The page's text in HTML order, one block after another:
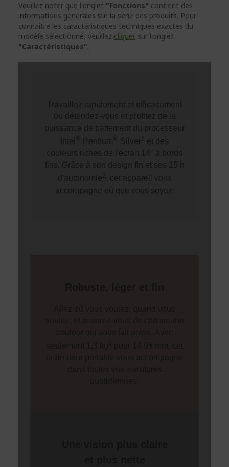
Veuillez noter que l'onglet "Fonctions" contient des
informations générales sur la série des produits. Pour
connaître les caractéristiques techniques exactes du
modèle sélectionné, veuillez cliquer sur l'onglet
"Caractéristiques".